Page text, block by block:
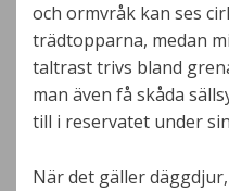
och ormvråk kan ses
trädtopparna, medan
taltrast trivs bland
man även få skåda
till i reservatet under
När det gäller